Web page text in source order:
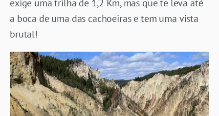
exige uma trilha de 1,2 Km, mas que te leva até
a boca de uma das cachoeiras e tem uma vista
brutal!